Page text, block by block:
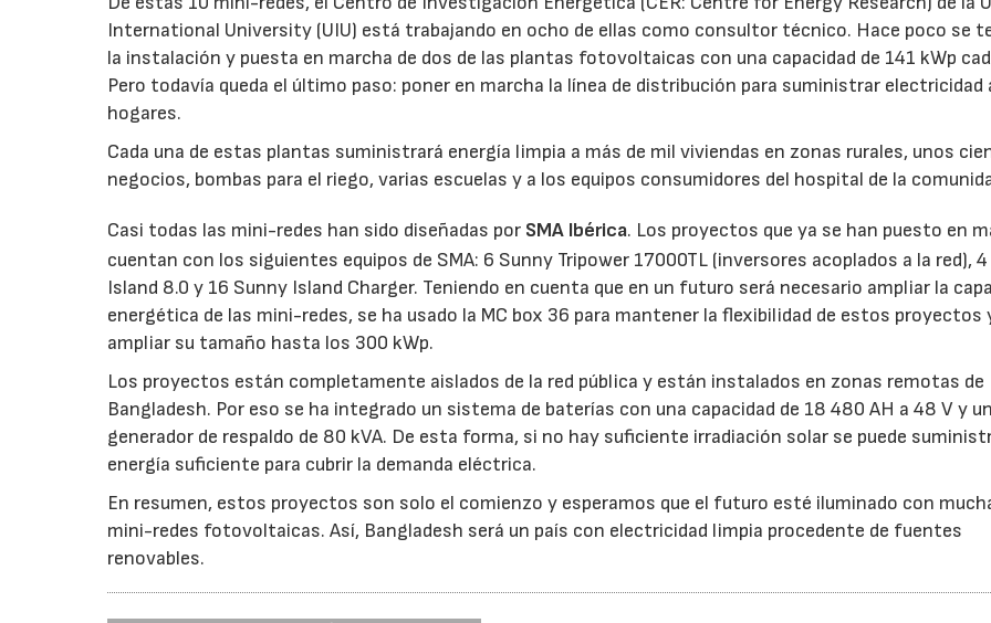
International University (UIU) está trabajando en ocho de ellas como consultor técnico. Hace poco se
la instalación y puesta en marcha de dos de las plantas fotovoltaicas con una capacidad de 141 kWp
Pero todavía queda el último paso: poner en marcha la línea de distribución para suministrar electricidad
hogares.
Cada una de estas plantas suministrará energía limpia a más de mil viviendas en zonas rurales, unos
negocios, bombas para el riego, varias escuelas y a los equipos consumidores del hospital de la
Casi todas las mini-redes han sido diseñadas por SMA Ibérica. Los proyectos que ya se han puesto en
cuentan con los siguientes equipos de SMA: 6 Sunny Tripower 17000TL (inversores acoplados a la red),
Island 8.0 y 16 Sunny Island Charger. Teniendo en cuenta que en un futuro será necesario ampliar la
energética de las mini-redes, se ha usado la MC box 36 para mantener la flexibilidad de estos proyectos
ampliar su tamaño hasta los 300 kWp.
Los proyectos están completamente aislados de la red pública y están instalados en zonas remotas de
Bangladesh. Por eso se ha integrado un sistema de baterías con una capacidad de 18 480 AH a 48 V y un
generador de respaldo de 80 kVA. De esta forma, si no hay suficiente irradiación solar se puede
energía suficiente para cubrir la demanda eléctrica.
En resumen, estos proyectos son solo el comienzo y esperamos que el futuro esté iluminado con
mini-redes fotovoltaicas. Así, Bangladesh será un país con electricidad limpia procedente de fuentes
renovables.
23/07/2026 30/07/2026